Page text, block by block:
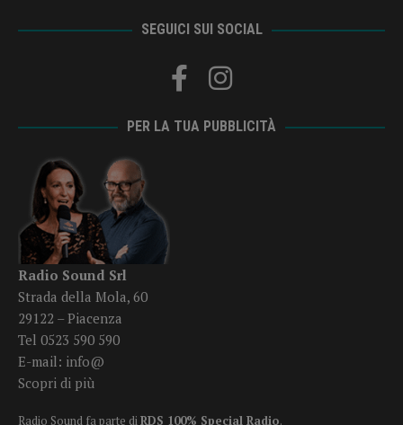
SEGUICI SUI SOCIAL
PER LA TUA PUBBLICITÀ
Radio Sound Srl
Strada della Mola, 60
29122 – Piacenza
Tel 0523 590 590
E-mail: info@
Scopri di più
Radio Sound fa parte diRDS 100% Special Radio.